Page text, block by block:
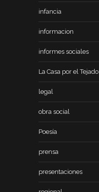
infancia
informacion
informes sociales
La Casa por el Tejado
legal
obra social
Poesía
prensa
presentaciones